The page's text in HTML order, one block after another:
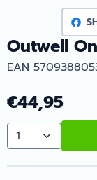
Outwell
EAN
€44,95
Aantal